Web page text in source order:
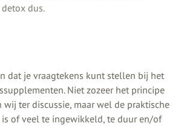
dus.
dat je vraagtekens kunt stellen bij het
Niet zozeer het principe
ter discussie, maar wel de praktische
is of veel te ingewikkeld, te duur en/of